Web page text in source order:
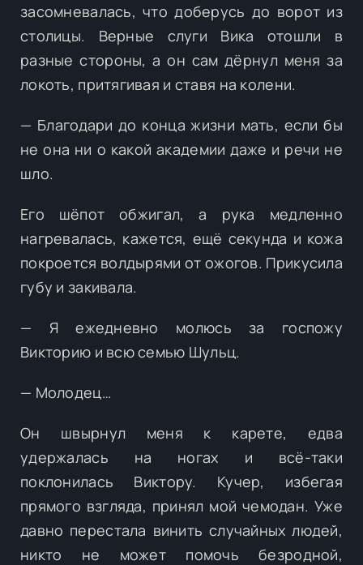
засомневалась, что доберусь до ворот из
столицы. Верные слуги Вика отошли в
разные стороны, а он сам дёрнул меня за
локоть, притягивая и ставя на колени.
— Благодари до конца жизни мать, если бы
не она ни о какой академии даже и речи не
шло.
Его шёпот обжигал, а рука медленно
нагревалась, кажется, ещё секунда и кожа
покроется волдырями от ожогов. Прикусила
губу и закивала.
— Я ежедневно молюсь за госпожу
Викторию и всю семью Шульц.
— Молодец…
Он швырнул меня к карете, едва
удержалась на ногах и всё-таки
поклонилась Виктору. Кучер, избегая
прямого взгляда, принял мой чемодан. Уже
давно перестала винить случайных людей,
никто не может помочь безродной,